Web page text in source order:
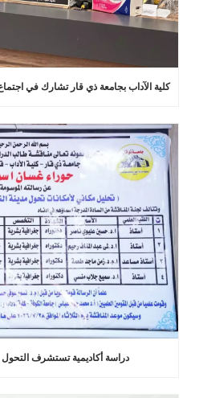
دراسة أكاديمية تستشرف التحول